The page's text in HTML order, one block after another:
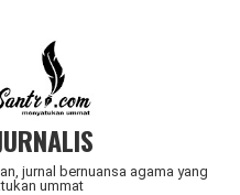
jurnal bernuansa agama yang
ummat